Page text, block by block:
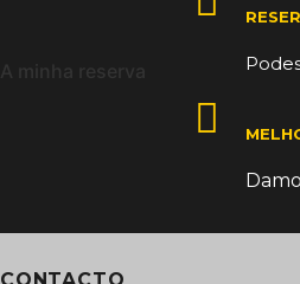
A minha reserva